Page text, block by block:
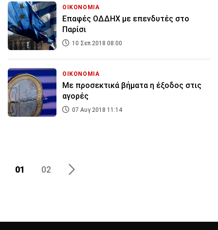
ΟΙΚΟΝΟΜΙΑ
Επαφές ΟΔΔΗΧ με επενδυτές στο
Παρίσι
10 Σεπ 2018 08:00
ΟΙΚΟΝΟΜΙΑ
Με προσεκτικά βήματα η έξοδος στις
αγορές
07 Αυγ 2018 11:14
01 02